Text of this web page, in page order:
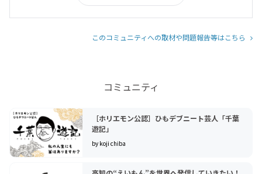
このコミュニティへの取材や問題報告等はこちら
コミュニティ
［ホリエモン公認］ひもデブニート芸人「千葉
遊記」
by koji chiba